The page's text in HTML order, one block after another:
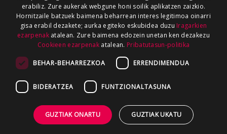
erabiliz. Zure aukerak webgune honi soilik aplikatzen zaizkio.
Hornitzaile batzuek baimena beharrean interes legitimoa oinarri
gisa erabil dezakete; aurka egiteko eskubidea duzu Iragarkien
ezarpenakatalean. Zure baimena edozein unetan ken dezakezu
Cookieen ezarpenak atalean. Pribatutasun-politika
BEHAR-BEHARREZKOA ERRENDIMENDUA
BIDERATZEA FUNTZIONALTASUNA
GUZTIAK ONARTU GUZTIAK UKATU